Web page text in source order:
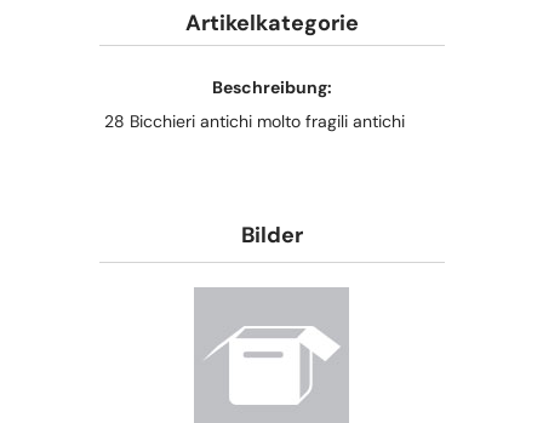
Artikelkategorie
Beschreibung:
28 Bicchieri antichi molto fragili antichi
Bilder